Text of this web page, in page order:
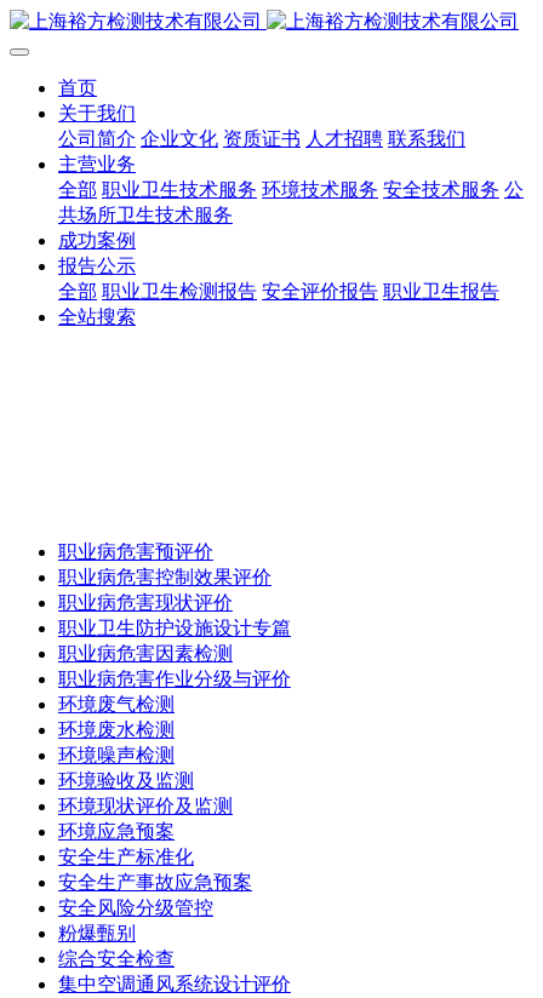
首页
关于我们
公司简介 企业文化 资质证书 人才招聘 联系我们
主营业务
全部 职业卫生技术服务 环境技术服务 安全技术服务 公
共场所卫生技术服务
成功案例
报告公示
全部 职业卫生检测报告 安全评价报告 职业卫生报告
全站搜索
职业病危害预评价
职业病危害控制效果评价
职业病危害现状评价
职业卫生防护设施设计专篇
职业病危害因素检测
职业病危害作业分级与评价
环境废气检测
环境废水检测
环境噪声检测
环境验收及监测
环境现状评价及监测
环境应急预案
安全生产标准化
安全生产事故应急预案
安全风险分级管控
粉爆甄别
综合安全检查
集中空调通风系统设计评价